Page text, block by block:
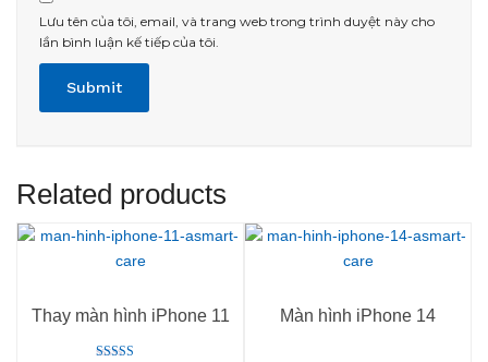
Lưu tên của tôi, email, và trang web trong trình duyệt này cho
lần bình luận kế tiếp của tôi.
Related products
Thay màn hình iPhone 11 Màn hình iPhone 14